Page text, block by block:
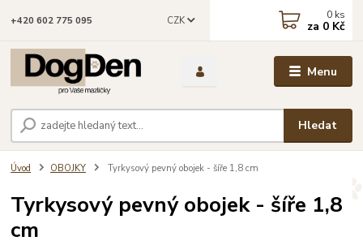
Menu
CZK
Hledat
+420 602 775 095 0 ks
za 0 Kč
Úvod OBOJKY Tyrkysový pevný obojek - šíře 1,8 cm
Tyrkysový pevný obojek - šíře 1,8
cm